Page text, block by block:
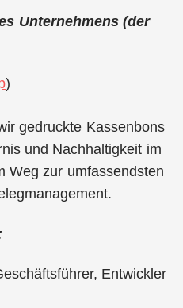
Unternehmens (der
)
gedruckte Kassenbons
und Nachhaltigkeit im
Weg zur umfassendsten
Entwickler